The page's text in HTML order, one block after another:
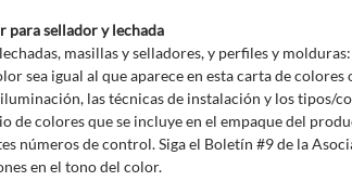
para sellador y lechada
masillas y selladores, y perfiles y
sea igual al que aparece en esta carta de
las técnicas de instalación y los tipos/
de colores que se incluye en el empaque del
números de control. Siga el Boletín #9 de la
en el tono del color.